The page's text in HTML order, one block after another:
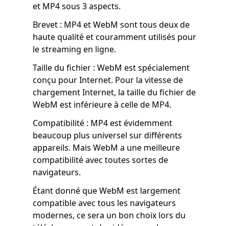
et MP4 sous 3 aspects.
Brevet : MP4 et WebM sont tous deux de
haute qualité et couramment utilisés pour
le streaming en ligne.
Taille du fichier : WebM est spécialement
conçu pour Internet. Pour la vitesse de
chargement Internet, la taille du fichier de
WebM est inférieure à celle de MP4.
Compatibilité : MP4 est évidemment
beaucoup plus universel sur différents
appareils. Mais WebM a une meilleure
compatibilité avec toutes sortes de
navigateurs.
Étant donné que WebM est largement
compatible avec tous les navigateurs
modernes, ce sera un bon choix lors du